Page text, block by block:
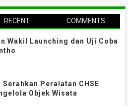
RECENT COMMENTS
Wakil Launching dan Uji Coba
Serahkan Peralatan CHSE
Objek Wisata